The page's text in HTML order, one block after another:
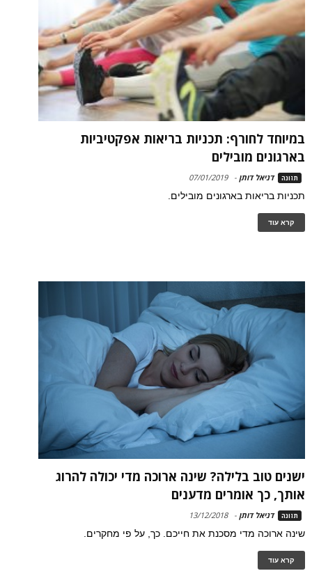
במיוחד לחורף: תכניות בריאות אפקטיביות
בארגונים מובילים
תזונה דניאל דותן -
07/01/2019
תכניות בריאות בארגונים מובילים.
קרא עוד
ישנים טוב בלילה? שינה ארוכה מדי יכולה להרוג
אותך, כך אומרים מדענים
תזונה דניאל דותן -
13/12/2018
שינה ארוכה מדי מסכנת את חייכם. כך, על פי מחקרים.
קרא עוד